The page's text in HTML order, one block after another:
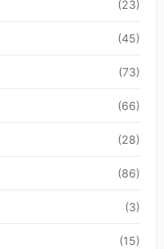
(23)
(45)
(73)
(66)
(28)
(86)
(3)
(15)